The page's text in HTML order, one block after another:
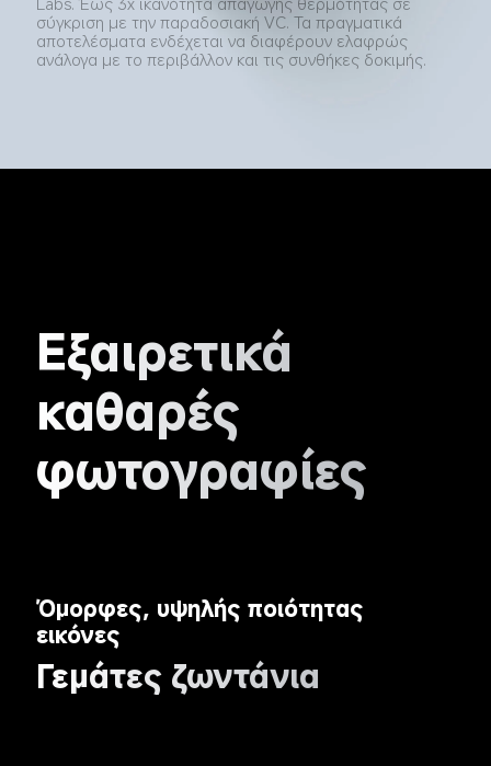
σύγκριση με την παραδοσιακή VC. Τα πραγματικά
αποτελέσματα ενδέχεται να διαφέρουν ελαφρώς
ανάλογα με το περιβάλλον και τις συνθήκες δοκιμής.
Εξαιρετικά
καθαρές
φωτογραφίες
Όμορφες, υψηλής ποιότητας
εικόνες
Γεμάτες ζωντάνια